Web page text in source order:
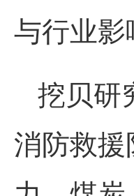
与行业影
挖贝研
消防救